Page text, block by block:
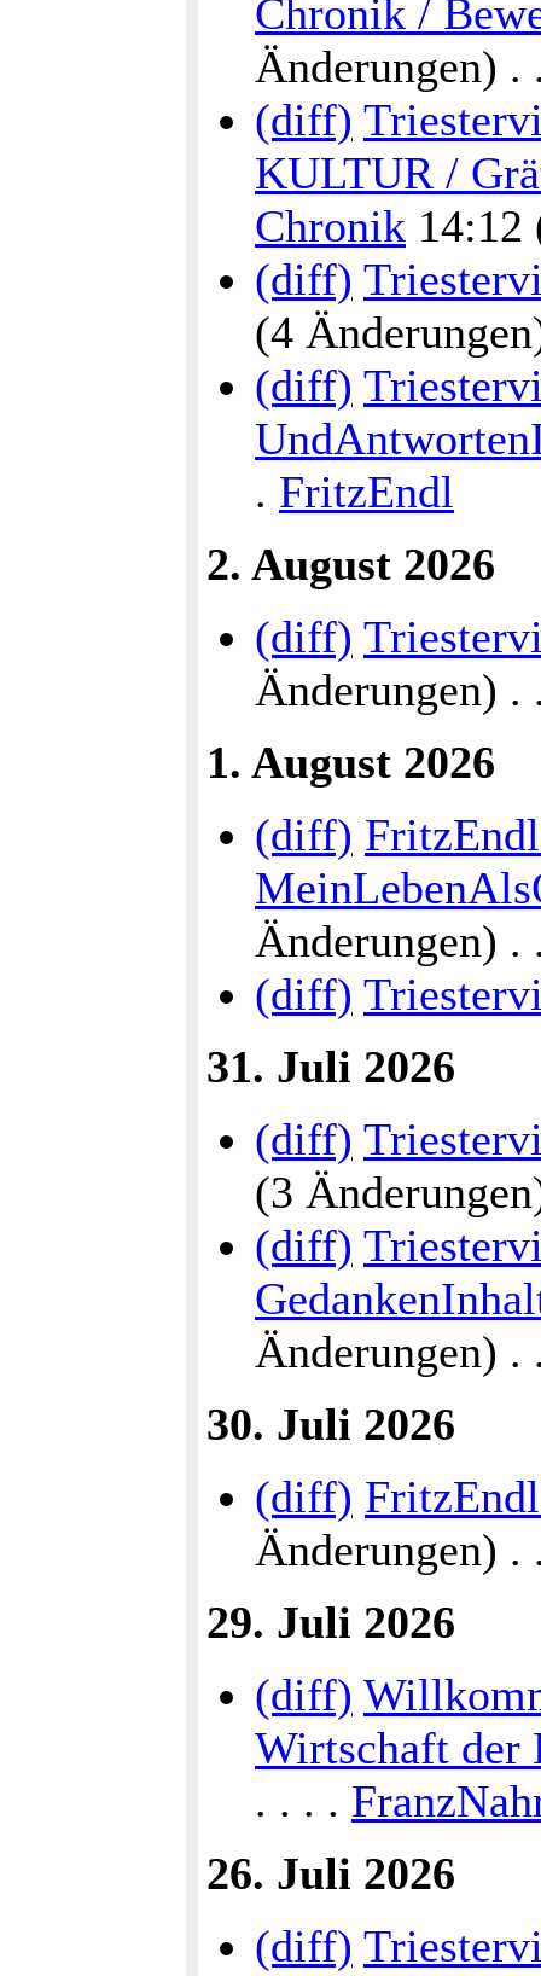
Chronik /
Änderungen)
(diff)
KULTUR /
Chronik
(diff)
(4
(diff)
. FritzEndl
2. August 2026
(diff)
Änderungen)
1. August 2026
(diff)
Änderungen)
(diff)
31. Juli 2026
(diff)
(3
(diff)
Änderungen)
30. Juli 2026
(diff)
Änderungen)
29. Juli 2026
(diff)
Wirtschaft der
. . . .
26. Juli 2026
(diff)